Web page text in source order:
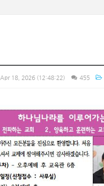
Apr 18, 2026 (12:48:22) 455